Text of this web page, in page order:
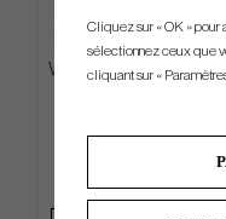
Vessel Lux PRO Cart -
€540
Info Acheter
Cliquez sur « OK » pour
sélectionnez ceux que
cliquant sur «